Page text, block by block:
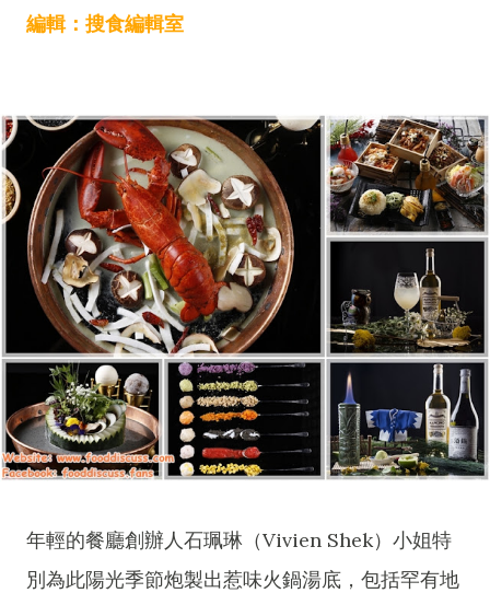
編輯：搜食編輯室
年輕的餐廳創辦人石珮琳（Vivien Shek）小姐特
別為此陽光季節炮製出惹味火鍋湯底，包括罕有地